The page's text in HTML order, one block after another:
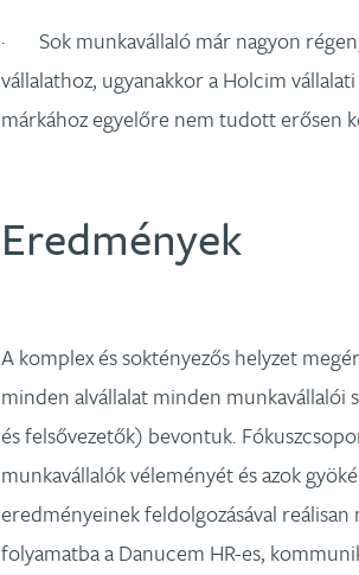
· Sok munkavállaló már nagyon
vállalathoz, ugyanakkor a Holcim
márkához egyelőre nem tudott erősen
Eredmények
A komplex és soktényezős helyzet
minden alvállalat minden munkavállalói
és felsővezetők) bevontuk.
munkavállalók véleményét és azok
eredményeinek feldolgozásával
folyamatba a Danucem HR-es,